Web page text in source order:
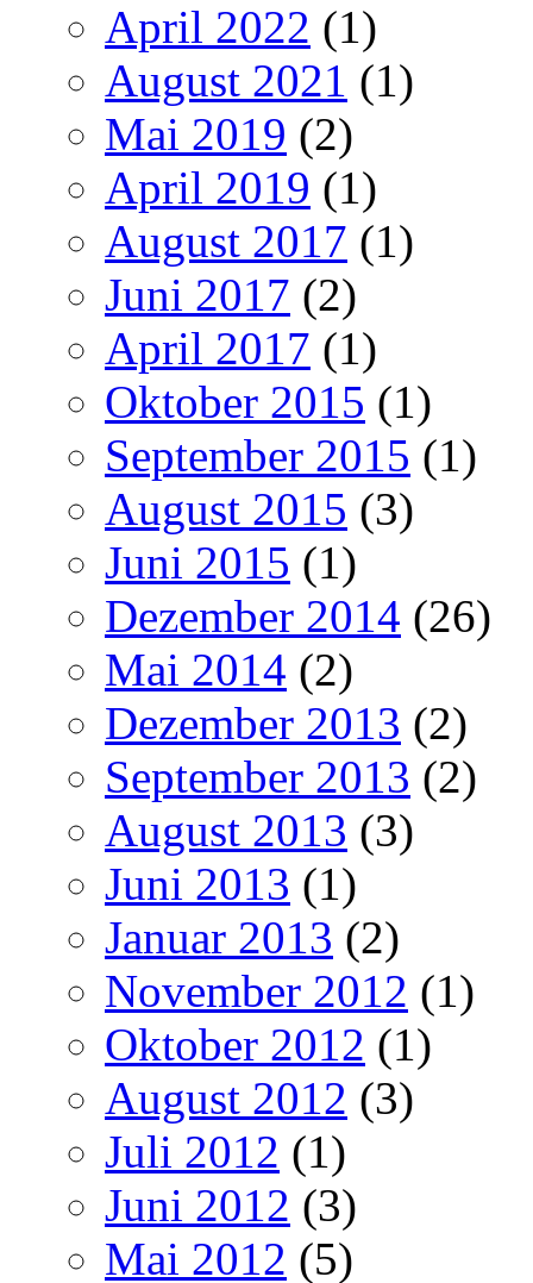
April 2022 (1)
August 2021 (1)
Mai 2019 (2)
April 2019 (1)
August 2017 (1)
Juni 2017 (2)
April 2017 (1)
Oktober 2015 (1)
September 2015 (1)
August 2015 (3)
Juni 2015 (1)
Dezember 2014 (26)
Mai 2014 (2)
Dezember 2013 (2)
September 2013 (2)
August 2013 (3)
Juni 2013 (1)
Januar 2013 (2)
November 2012 (1)
Oktober 2012 (1)
August 2012 (3)
Juli 2012 (1)
Juni 2012 (3)
Mai 2012 (5)